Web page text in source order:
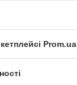
Prom.ua